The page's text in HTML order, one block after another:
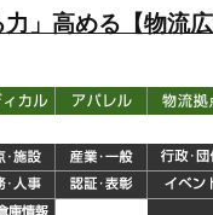
」高める【物流